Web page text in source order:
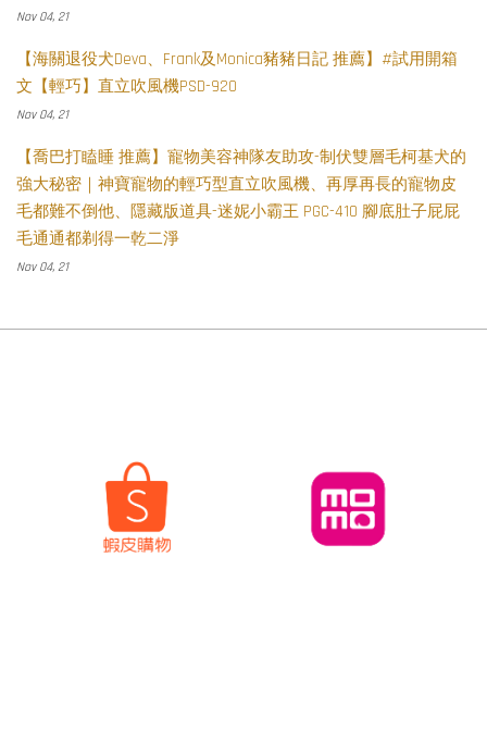
Nov 04, 21
【海關退役犬Deva、Frank及Monica豬豬日記 推薦】#試用開箱
文【輕巧】直立吹風機PSD-920
Nov 04, 21
【喬巴打瞌睡 推薦】寵物美容神隊友助攻-制伏雙層毛柯基犬的
強大秘密｜神寶寵物的輕巧型直立吹風機、再厚再長的寵物皮
毛都難不倒他、隱藏版道具-迷妮小霸王 PGC-410 腳底肚子屁屁
毛通通都剃得一乾二淨
Nov 04, 21